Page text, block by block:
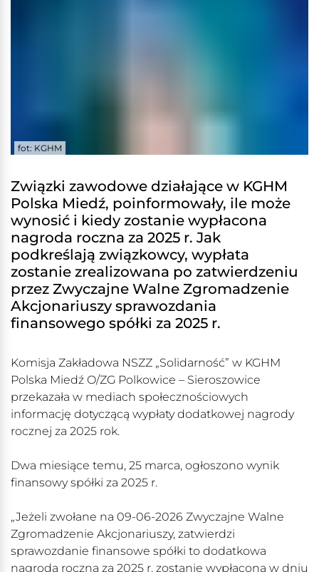
fot: KGHM
Związki zawodowe działające w KGHM
Polska Miedź, poinformowały, ile może
wynosić i kiedy zostanie wypłacona
nagroda roczna za 2025 r. Jak
podkreślają związkowcy, wypłata
zostanie zrealizowana po zatwierdzeniu
przez Zwyczajne Walne Zgromadzenie
Akcjonariuszy sprawozdania
finansowego spółki za 2025 r.
Komisja Zakładowa NSZZ „Solidarność” w KGHM
Polska Miedź O/ZG Polkowice – Sieroszowice
przekazała w mediach społecznościowych
informację dotyczącą wypłaty dodatkowej nagrody
rocznej za 2025 rok.
Dwa miesiące temu, 25 marca, ogłoszono wynik
finansowy spółki za 2025 r.
„Jeżeli zwołane na 09-06-2026 Zwyczajne Walne
Zgromadzenie Akcjonariuszy, zatwierdzi
sprawozdanie finansowe spółki to dodatkowa
nagroda roczna za 2025 r. zostanie wypłacona w dniu